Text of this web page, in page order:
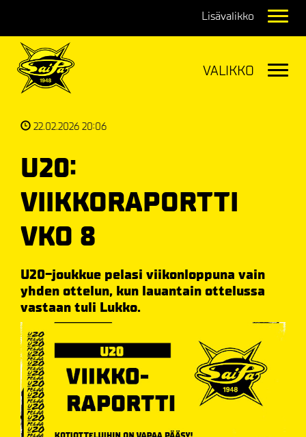
22.02.2026 20:06
U20:
VIIKKORAPORTTI
VKO 8
U20-joukkue pelasi viikonloppuna vain
yhden ottelun, kun lauantain ottelussa
vastaan tuli Lukko. ​​​​​​​